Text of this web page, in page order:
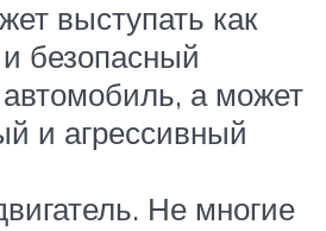
выступать как
безопасный
а может
и агрессивный
Не многие